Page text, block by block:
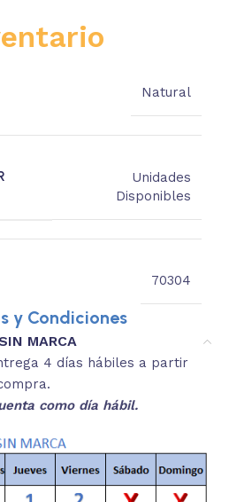
Natural
Unidades
Disponibles
70304
y Condiciones
MARCA
4 días hábiles a partir
como día hábil.